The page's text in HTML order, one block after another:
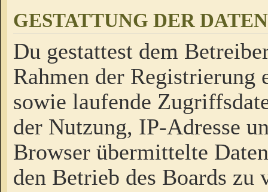
GESTATTUNG DER
Du gestattest dem
Rahmen der Registrierung
sowie laufende
der Nutzung, IP-Adresse
Browser übermittelte
den Betrieb des Boards zu